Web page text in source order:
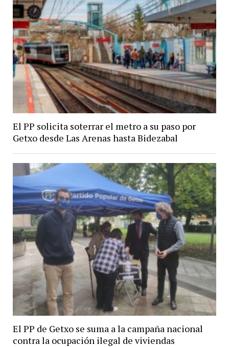
El PP solicita soterrar el metro a su paso por
Getxo desde Las Arenas hasta Bidezabal
El PP de Getxo se suma a la campaña nacional
contra la ocupación ilegal de viviendas